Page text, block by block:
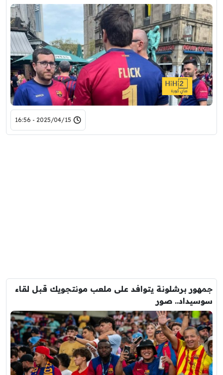
2025/04/15 - 16:56
جمهور برشلونة يتوافد على ملعب مونتجويك قبل لقاء
سوسيداد.. صور